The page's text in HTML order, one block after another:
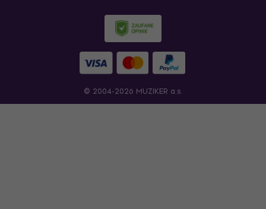
© 2004-2026 MUZIKER a.s.